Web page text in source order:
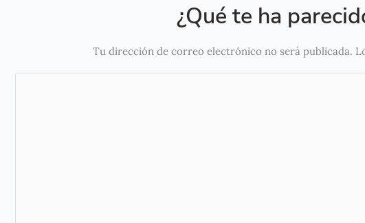
¿Qué te ha
Tu dirección de correo electrónico no será publicada.